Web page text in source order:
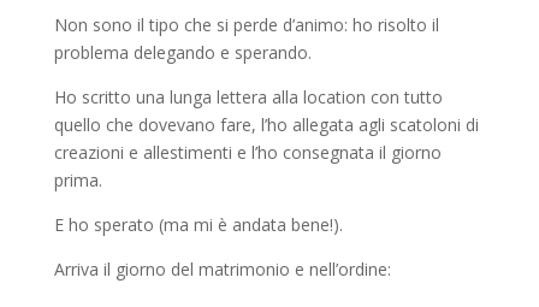
Non sono il tipo che si perde d’animo: ho risolto il
problema delegando e sperando.
Ho scritto una lunga lettera alla location con tutto
quello che dovevano fare, l’ho allegata agli scatoloni di
creazioni e allestimenti e l’ho consegnata il giorno
prima.
E ho sperato (ma mi è andata bene!).
Arriva il giorno del matrimonio e nell’ordine: